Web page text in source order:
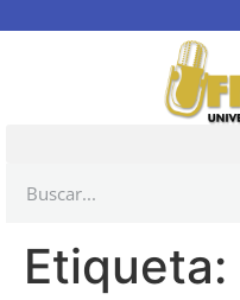
Etiqueta: